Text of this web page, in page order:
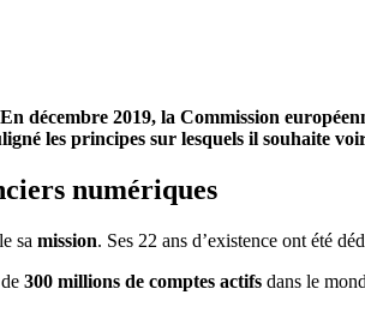
décembre 2019, la Commission
les principes sur lesquels il souhaite
numériques
sa mission. Ses 22 ans d’existence ont été
300 millions de comptes actifs dans le